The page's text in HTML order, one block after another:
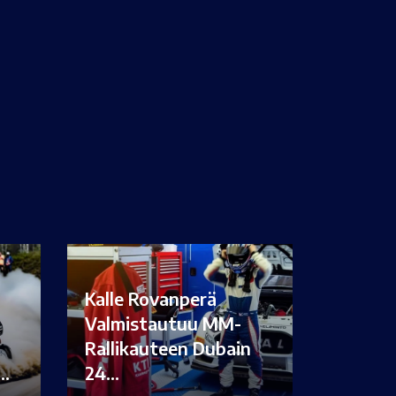
Kalle Rovanperä
Valmistautuu MM-
Rallikauteen Dubain
24…